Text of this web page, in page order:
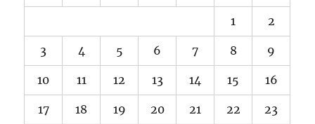
1 2
3 4 5 6 7 8 9
10 11 12 13 14 15 16
17 18 19 20 21 22 23